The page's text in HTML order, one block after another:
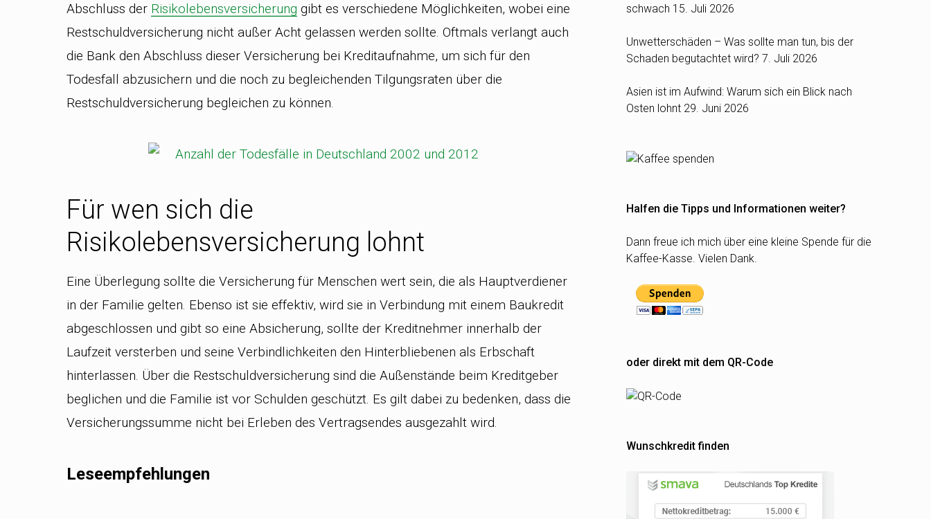
Abschluss der Risikolebensversicherung gibt es verschiedene Möglichkeiten, wobei eine
Restschuldversicherung nicht außer Acht gelassen werden sollte. Oftmals verlangt auch
die Bank den Abschluss dieser Versicherung bei Kreditaufnahme, um sich für den
Todesfall abzusichern und die noch zu begleichenden Tilgungsraten über die
Restschuldversicherung begleichen zu können.
Für wen sich die
Risikolebensversicherung lohnt
Eine Überlegung sollte die Versicherung für Menschen wert sein, die als Hauptverdiener
in der Familie gelten. Ebenso ist sie effektiv, wird sie in Verbindung mit einem Baukredit
abgeschlossen und gibt so eine Absicherung, sollte der Kreditnehmer innerhalb der
Laufzeit versterben und seine Verbindlichkeiten den Hinterbliebenen als Erbschaft
hinterlassen. Über die Restschuldversicherung sind die Außenstände beim Kreditgeber
beglichen und die Familie ist vor Schulden geschützt. Es gilt dabei zu bedenken, dass die
Versicherungssumme nicht bei Erleben des Vertragsendes ausgezahlt wird.
Leseempfehlungen
schwach 15. Juli 2026
Unwetterschäden – Was sollte man tun, bis der
Schaden begutachtet wird? 7. Juli 2026
Asien ist im Aufwind: Warum sich ein Blick nach
Osten lohnt 29. Juni 2026
Halfen die Tipps und Informationen weiter?
Dann freue ich mich über eine kleine Spende für die
Kaffee-Kasse. Vielen Dank.
oder direkt mit dem QR-Code
Wunschkredit finden